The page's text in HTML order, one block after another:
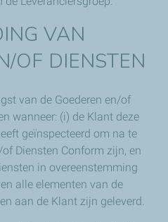
VAN
OF DIENSTEN
van de Goederen en/of
wanneer: (i) de Klant deze
geïnspecteerd om na te
Diensten Conform zijn, en
in overeenstemming
alle elementen van de
aan de Klant zijn geleverd.